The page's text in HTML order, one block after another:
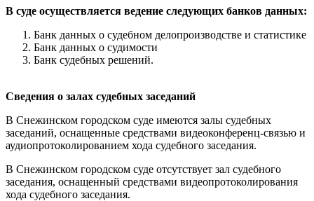
В суде осуществляется ведение следующих банков данных:
Банк данных о судебном делопроизводстве и статистике
Банк данных о судимости
Банк судебных решений.
Сведения о залах судебных заседаний
В Снежинском городском суде имеются залы судебных
заседаний, оснащенные средствами видеоконференц-связью и
аудиопротоколированием хода судебного заседания.
В Снежинском городском суде отсутствует зал судебного
заседания, оснащенный средствами видеопротоколирования
хода судебного заседания.